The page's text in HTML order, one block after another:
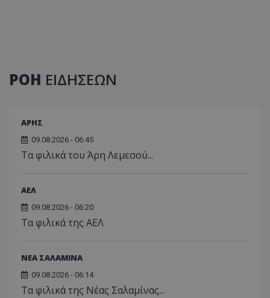
ΡΟΗ ΕΙΔΗΣΕΩΝ
ΑΡΗΣ
09.08.2026 - 06:45
Τα φιλικά του Άρη Λεμεσού...
ΑΕΛ
09.08.2026 - 06:20
Τα φιλικά της ΑΕΛ
ΝΕΑ ΣΑΛΑΜΙΝΑ
09.08.2026 - 06:14
Τα φιλικά της Νέας Σαλαμίνας...